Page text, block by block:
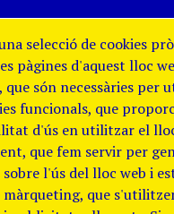
selecció de cookies
pàgines d'aquest lloc
que són necessàries per
funcionals, que
d'ús en utilitzar el
que fem servir per
sobre l'ús del lloc web i
màrqueting, que